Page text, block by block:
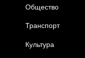
Общество
Транспорт
Культура